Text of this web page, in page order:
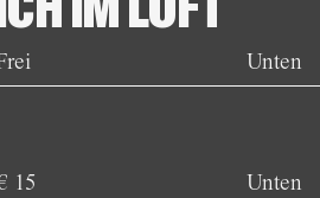
Unten
15 Unten